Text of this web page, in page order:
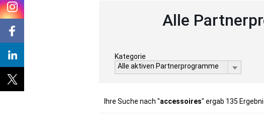
Alle
Kategorie
Alle aktiven Partnerprogramme
Ihre Suche nach "accessoires" ergab 135